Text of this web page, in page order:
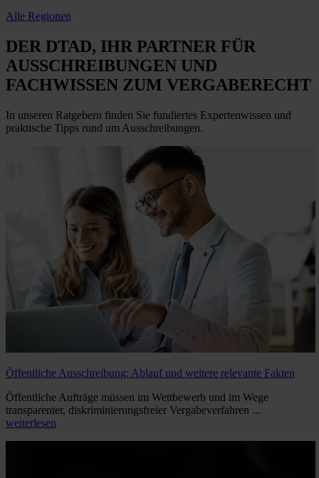
Alle Regionen
DER DTAD, IHR PARTNER FÜR
AUSSCHREIBUNGEN UND
FACHWISSEN ZUM VERGABERECHT
In unseren Ratgebern finden Sie fundiertes Expertenwissen und
praktische Tipps rund um Ausschreibungen.
Öffentliche Ausschreibung: Ablauf und weitere relevante Fakten
Öffentliche Aufträge müssen im Wettbewerb und im Wege
transparenter, diskriminierungsfreier Vergabeverfahren ...
weiterlesen